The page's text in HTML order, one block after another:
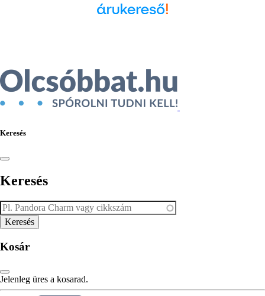
Keresés
Keresés
Kosár
Jelenleg üres a kosarad.